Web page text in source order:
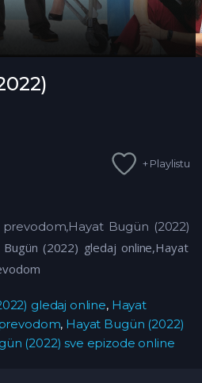
+ Playlistu
Bugün (2022)
(2022) gledaj online,Hayat
gledaj online, Hayat
, Hayat Bugün (2022)
(2022) sve epizode online